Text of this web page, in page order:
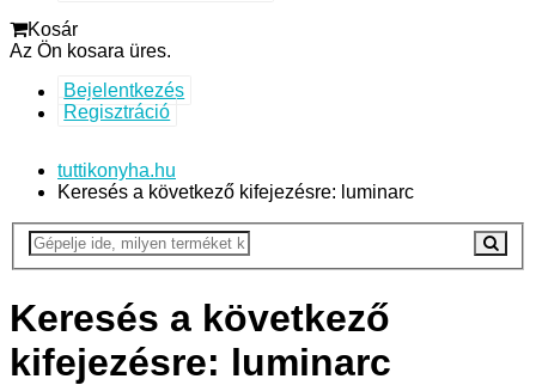
Kosár
Az Ön kosara üres.
Bejelentkezés
Regisztráció
tuttikonyha.hu
Keresés a következő kifejezésre: luminarc
Keresés a következő
kifejezésre: luminarc